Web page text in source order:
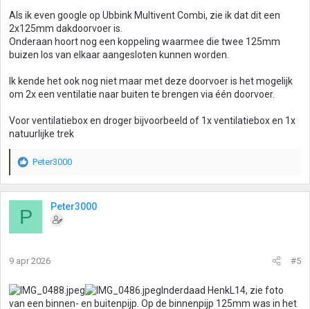
Als ik even google op Ubbink Multivent Combi, zie ik dat dit een
2x125mm dakdoorvoer is.
Onderaan hoort nog een koppeling waarmee die twee 125mm
buizen los van elkaar aangesloten kunnen worden.
Ik kende het ook nog niet maar met deze doorvoer is het mogelijk
om 2x een ventilatie naar buiten te brengen via één doorvoer.
Voor ventilatiebox en droger bijvoorbeeld of 1x ventilatiebox en 1x
natuurlijke trek
W
a
n
e
n
Peter3000
P Peter3000
9 apr 2026 #5
Inderdaad HenkL14, zie foto
van een binnen- en buitenpijp. Op de binnenpijp 125mm was in het